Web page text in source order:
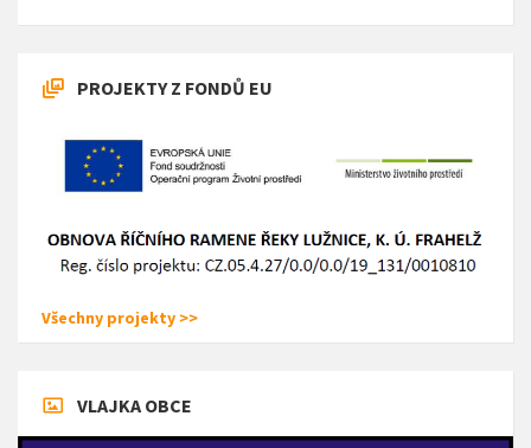
PROJEKTY Z FONDŮ EU
Všechny projekty >>
VLAJKA OBCE